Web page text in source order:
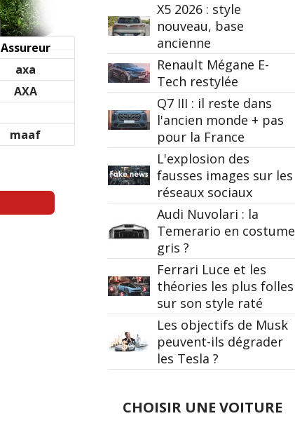
Assureur
axa
AXA
maaf
X5 2026 : style
nouveau, base
ancienne
Renault Mégane E-
Tech restylée
Q7 III : il reste dans
l'ancien monde + pas
pour la France
L'explosion des
fausses images sur les
réseaux sociaux
Audi Nuvolari : la
Temerario en costume
gris ?
Ferrari Luce et les
théories les plus folles
sur son style raté
Les objectifs de Musk
peuvent-ils dégrader
les Tesla ?
CHOISIR UNE VOITURE